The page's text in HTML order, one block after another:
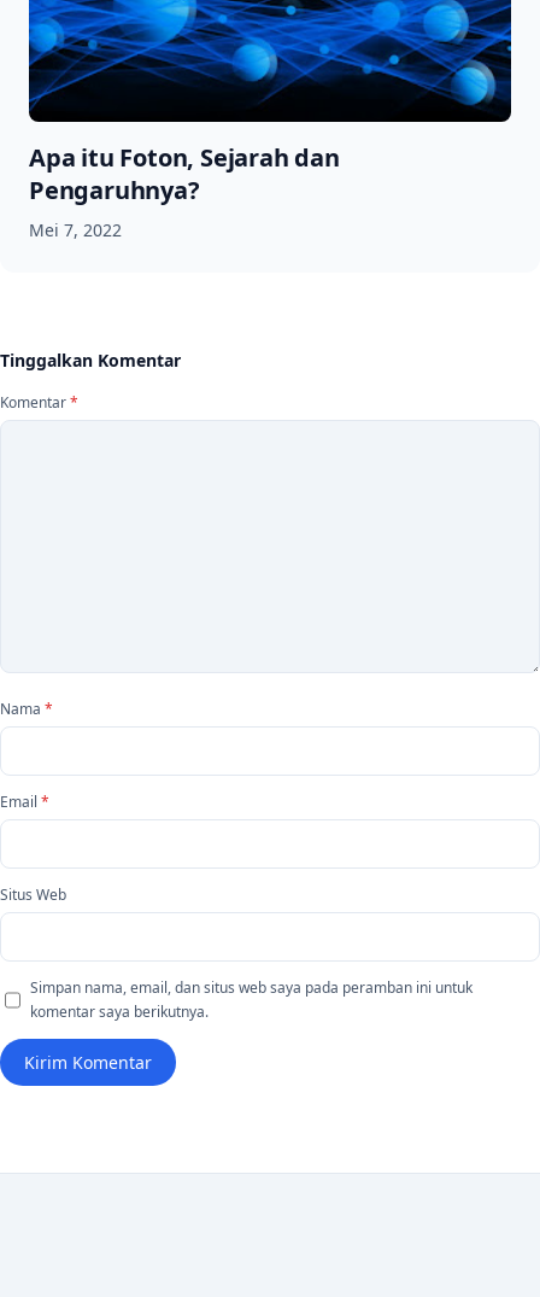
Apa itu Foton, Sejarah dan
Pengaruhnya?
Mei 7, 2022
Tinggalkan Komentar
Komentar*
Nama *
Email *
Situs Web
Simpan nama, email, dan situs web saya pada peramban ini untuk
komentar saya berikutnya.